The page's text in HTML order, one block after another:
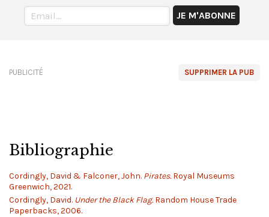
SUPPRIMER LA PUB
PUBLICITÉ
Bibliographie
Cordingly, David & Falconer, John. Pirates.Royal Museums
Greenwich, 2021.
Cordingly, David. Under the Black Flag.Random House Trade
Paperbacks, 2006.